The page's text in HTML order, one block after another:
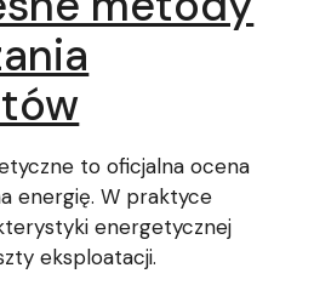
to oficjalna ocena
energię. W praktyce
energetycznej
eksploatacji.